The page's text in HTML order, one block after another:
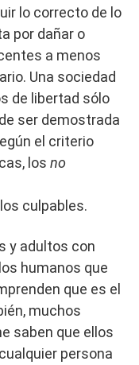
lo correcto de lo
por dañar o
a menos
Una sociedad
de libertad sólo
ser demostrada
el criterio
los no
culpables.
y adultos con
humanos que
que es el
muchos
saben que ellos
persona